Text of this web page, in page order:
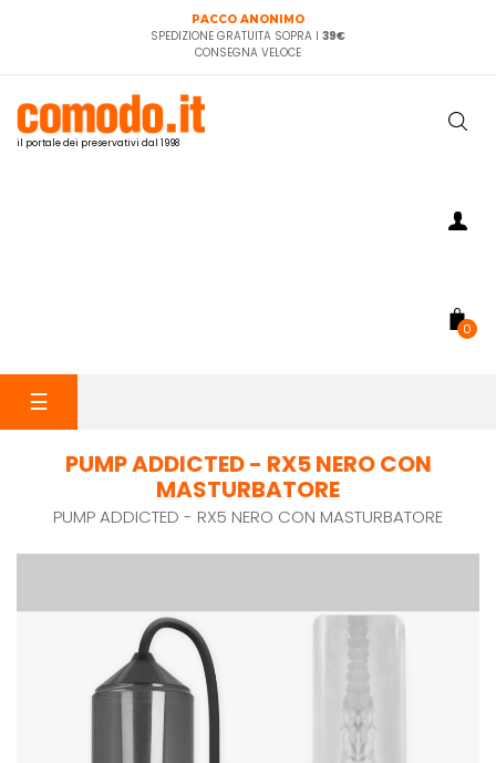
PACCO ANONIMO
SPEDIZIONE GRATUITA SOPRA I 39€
CONSEGNA VELOCE
il portale dei preservativi dal 1998
0
navigazione
☰
PUMP ADDICTED - RX5 NERO CON
MASTURBATORE
PUMP ADDICTED - RX5 NERO CON MASTURBATORE